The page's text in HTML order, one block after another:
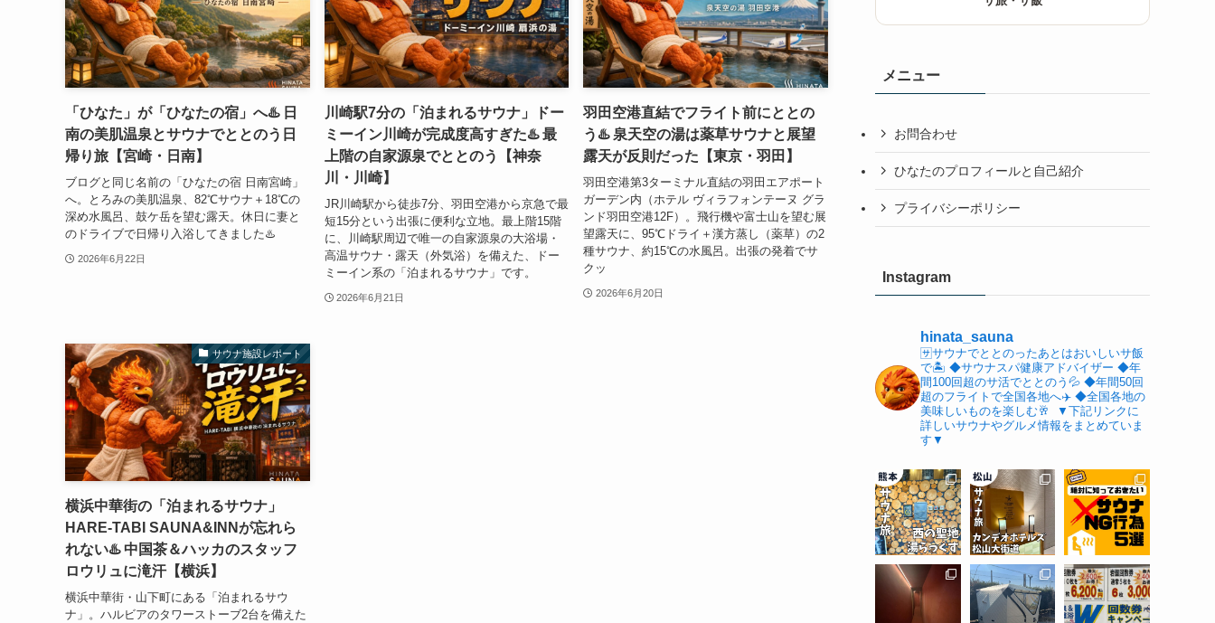
「ひなた」が「ひなたの宿」へ♨️ 日
南の美肌温泉とサウナでととのう日
帰り旅【宮崎・日南】
ブログと同じ名前の「ひなたの宿 日南宮崎」
へ。とろみの美肌温泉、82℃サウナ＋18℃の
深め水風呂、鼓ケ岳を望む露天。休日に妻と
のドライブで日帰り入浴してきました♨️
2026年6月22日
川崎駅7分の「泊まれるサウナ」ドー
ミーイン川崎が完成度高すぎた♨️ 最
上階の自家源泉でととのう【神奈
川・川崎】
JR川崎駅から徒歩7分、羽田空港から京急で最
短15分という出張に便利な立地。最上階15階
に、川崎駅周辺で唯一の自家源泉の大浴場・
高温サウナ・露天（外気浴）を備えた、ドー
ミーイン系の「泊まれるサウナ」です。
2026年6月21日
羽田空港直結でフライト前にととの
う♨️ 泉天空の湯は薬草サウナと展望
露天が反則だった【東京・羽田】
羽田空港第3ターミナル直結の羽田エアポート
ガーデン内（ホテル ヴィラフォンテーヌ グラ
ンド羽田空港12F）。飛行機や富士山を望む展
望露天に、95℃ドライ＋漢方蒸し（薬草）の2
種サウナ、約15℃の水風呂。出張の発着でサ
クッ
2026年6月20日
サウナ施設レポート
横浜中華街の「泊まれるサウナ」
HARE-TABI SAUNA&INNが忘れら
れない♨️ 中国茶＆ハッカのスタッフ
ロウリュに滝汗【横浜】
横浜中華街・山下町にある「泊まれるサウ
ナ」。ハルビアのタワーストーブ2台を備えた
メニュー
お問合わせ
ひなたのプロフィールと自己紹介
プライバシーポリシー
Instagram
hinata_sauna
🈂️サウナでととのったあとはおいしいサ飯
で🏝️ ⁡◆サウナスパ健康アドバイザー ◆年
間100回超のサ活でととのう💦 ◆年間50回
超のフライトで全国各地へ✈️ ◆全国各地の
美味しいものを楽しむ🥂
▼下記リンクに
詳しいサウナやグルメ情報をまとめていま
す▼